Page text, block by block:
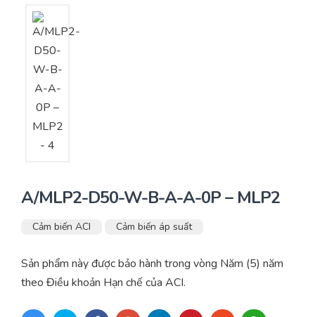
A/MLP2-D50-W-B-A-A-0P – MLP2
Cảm biến ACI Cảm biến áp suất
Sản phẩm này được bảo hành trong vòng Năm (5) năm
theo Điều khoản Hạn chế của ACI.